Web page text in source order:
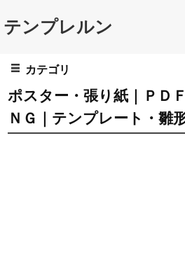
テンプレルン
カテゴリ
ポスター・張り紙｜ＰＤ
ＮＧ｜テンプレート・雛